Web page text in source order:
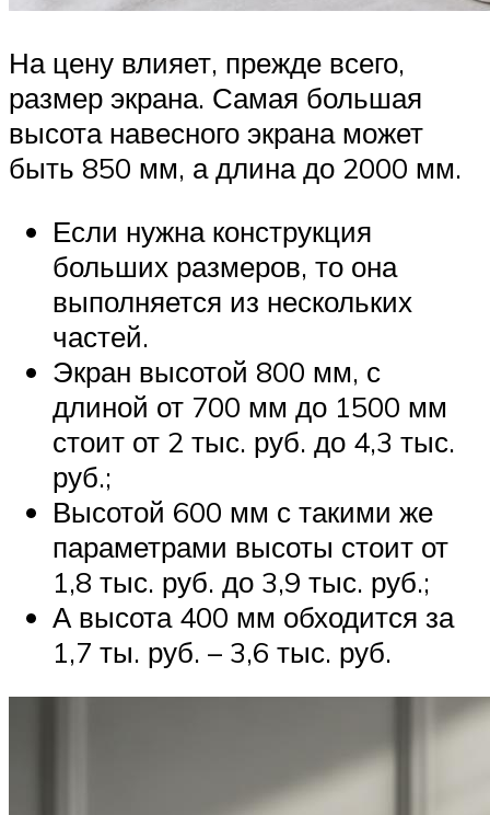
На цену влияет, прежде всего,
размер экрана. Самая большая
высота навесного экрана может
быть 850 мм, а длина до 2000 мм.
Если нужна конструкция
больших размеров, то она
выполняется из нескольких
частей.
Экран высотой 800 мм, с
длиной от 700 мм до 1500 мм
стоит от 2 тыс. руб. до 4,3 тыс.
руб.;
Высотой 600 мм с такими же
параметрами высоты стоит от
1,8 тыс. руб. до 3,9 тыс. руб.;
А высота 400 мм обходится за
1,7 ты. руб. – 3,6 тыс. руб.